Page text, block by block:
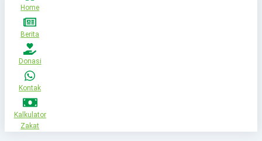
Home
Berita
Donasi
Kontak
Kalkulator
Zakat